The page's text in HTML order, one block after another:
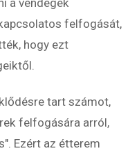
felfogását,
hogy ezt
tart számot,
felfogására arról,
Ezért az étterem